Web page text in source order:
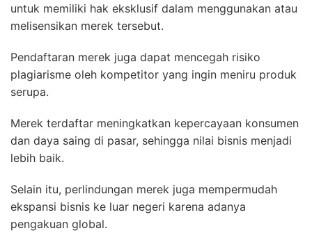
untuk memiliki hak eksklusif dalam menggunakan atau
melisensikan merek tersebut.
Pendaftaran merek juga dapat mencegah risiko
plagiarisme oleh kompetitor yang ingin meniru produk
serupa.
Merek terdaftar meningkatkan kepercayaan konsumen
dan daya saing di pasar, sehingga nilai bisnis menjadi
lebih baik.
Selain itu, perlindungan merek juga mempermudah
ekspansi bisnis ke luar negeri karena adanya
pengakuan global.